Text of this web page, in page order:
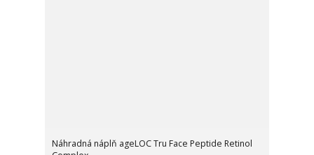
Náhradná náplň ageLOC Tru Face Peptide Retinol